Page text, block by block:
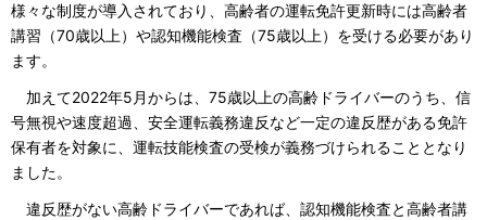
様々な制度が導入されており、高齢者の運転免許更新時には高齢者
講習（70歳以上）や認知機能検査（75歳以上）を受ける必要があり
ます。
加えて2022年5月からは、75歳以上の高齢ドライバーのうち、信
号無視や速度超過、安全運転義務違反など一定の違反歴がある免許
保有者を対象に、運転技能検査の受検が義務づけられることとなり
ました。
違反歴がない高齢ドライバーであれば、認知機能検査と高齢者講